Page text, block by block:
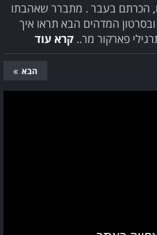
הכרתם בעבר . מתברר שאהבתו
המדהים הבא תראו איך
פארקור מר.. קרא עוד
הבא